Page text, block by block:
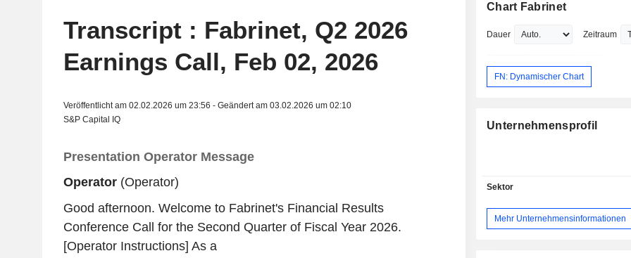
Transcript : Fabrinet, Q2 2026
Earnings Call, Feb 02, 2026
Veröffentlicht am 02.02.2026 um 23:56 - Geändert am 03.02.2026 um 02:10
S&P Capital IQ
Presentation Operator Message
Operator(Operator)
Good afternoon. Welcome to Fabrinet's Financial Results
Conference Call for the Second Quarter of Fiscal Year 2026.
[Operator Instructions] As a
Chart Fabrinet
Dauer Zeitraum
FN: Dynamischer Chart
Unternehmensprofil
Sektor
Mehr Unternehmensinformationen